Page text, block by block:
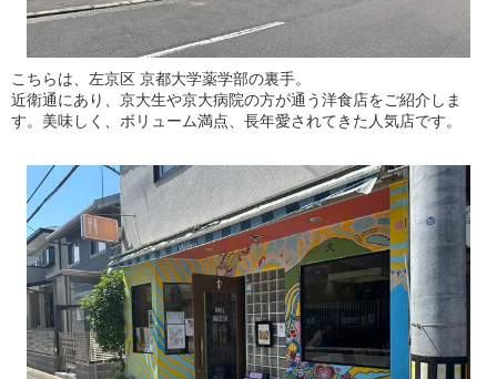
こちらは、左京区 京都大学薬学部の裏手。
近衛通にあり、京大生や京大病院の方が通う洋食店をご紹介しま
す。美味しく、ボリューム満点、長年愛されてきた人気店です。